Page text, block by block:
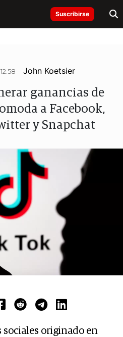
Suscribirse
John Koetsier
ganancias de
a Facebook,
y Snapchat
sociales originado en